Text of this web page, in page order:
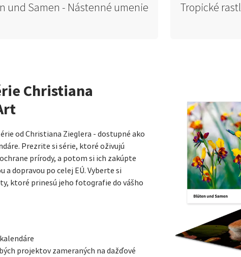
und Samen - Nástenné umenie
Tropické
Christiana
od Christiana Zieglera - dostupné ako
Prezrite si série, ktoré oživujú
prírody, a potom si ich zakúpte
dopravou po celej EÚ. Vyberte si
ktoré prinesú jeho fotografie do vášho
projektov zameraných na dažďové